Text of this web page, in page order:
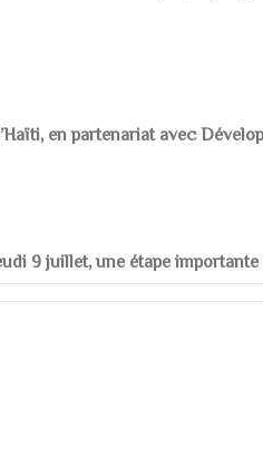
en partenariat avec
9 juillet, une étape importante